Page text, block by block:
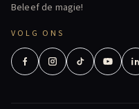
Beleef de magie!
VOLG ONS